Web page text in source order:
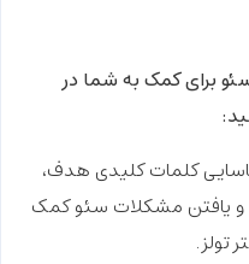
برای کمک به شما در
کلمات کلیدی هدف،
و یافتن مشکلات سئو کمک
تولز.